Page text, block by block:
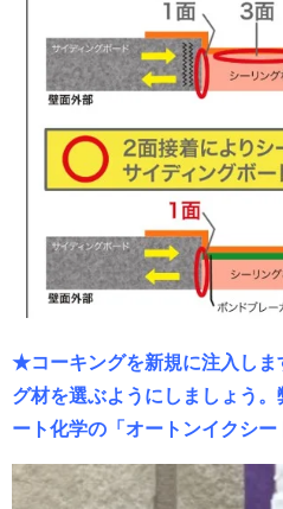
★コーキングを新規に注入しま
グ材を選ぶようにしましょう
ート化学の「オートンイクシー